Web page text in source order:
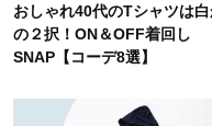
おしゃれ40代のTシャツは
の２択！ON＆OFF着回し
SNAP【コーデ8選】